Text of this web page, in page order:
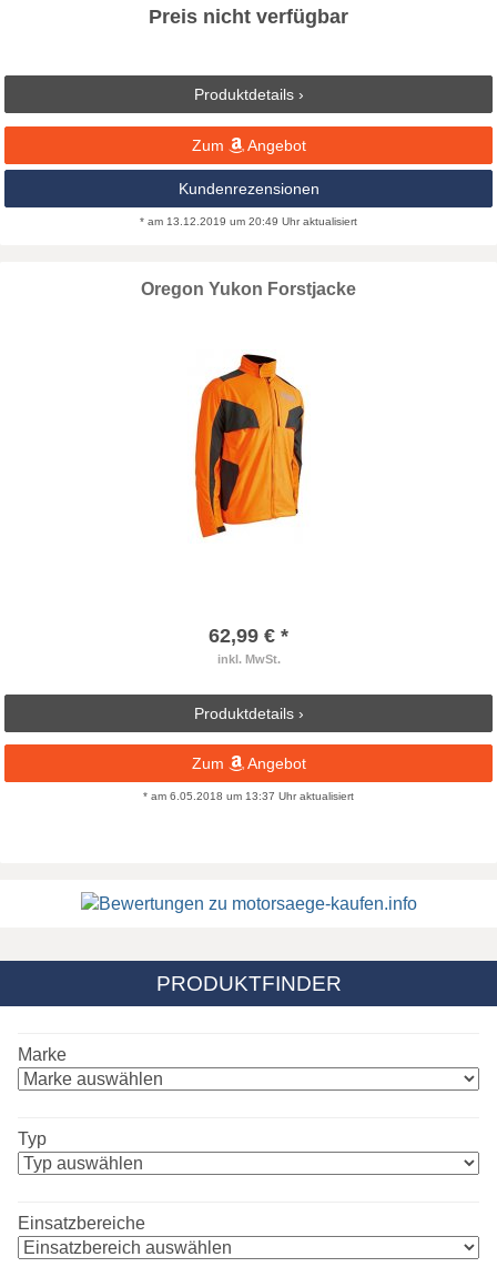
Preis nicht verfügbar
Produktdetails ›
Zum Angebot
Kundenrezensionen
* am 13.12.2019 um 20:49 Uhr aktualisiert
Oregon Yukon Forstjacke
62,99 € *
inkl. MwSt.
Produktdetails ›
Zum Angebot
* am 6.05.2018 um 13:37 Uhr aktualisiert
PRODUKTFINDER
Marke
Typ
Einsatzbereiche